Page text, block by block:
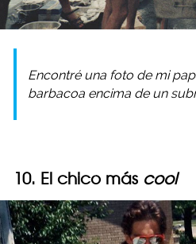
Encontré una foto de mi
barbacoa encima de un
10. El chico más cool